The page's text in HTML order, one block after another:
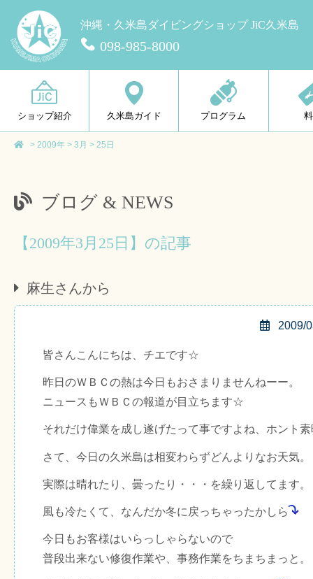
沖縄・久米島ダイビングショップ JiC久米島
098-985-8000
ショップ紹介 久米島ガイド プログラム
> 2009年 > 3月 > 25日
ブログ & NEWS
【2009年3月25日】の記事
麻生さんから
2009/
皆さんこんにちは、チエです☆
昨日のＷＢＣの熱は今日もおさまりませんねーー。
ニュースもＷＢＣの報道が目立ちます☆
それだけ偉業を成し遂げたって事ですよね、ホント
さて、今日の久米島は相変わらずどんよりなお天気。
実際は晴れたり、曇ったり・・・を繰り返してます。
風も冷たくて、なんだか冬に戻っちゃったかしら
今日もお客様はいらっしゃらないので
普段出来ない修復作業や、事務作業をちまちまっと。